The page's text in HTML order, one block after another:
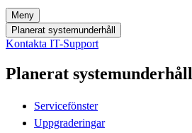
Meny
Planerat systemunderhåll
Kontakta IT-Support
Planerat systemunderhåll
Servicefönster
Uppgraderingar